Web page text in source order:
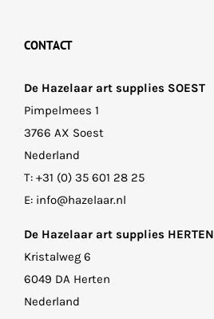
CONTACT
De Hazelaar art supplies SOEST
Pimpelmees 1
3766 AX Soest
Nederland
T: +31 (0) 35 601 28 25
E: info@hazelaar.nl
De Hazelaar art supplies HERTEN
Kristalweg 6
6049 DA Herten
Nederland